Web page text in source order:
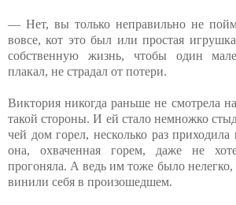
— Нет, вы только неправильно не
вовсе, кот это был или простая
собственную жизнь, чтобы один
плакал, не страдал от потери.
Виктория никогда раньше не смотрела
такой стороны. И ей стало немножко
чей дом горел, несколько раз
она, охваченная горем, даже не
прогоняла. А ведь им тоже было
винили себя в произошедшем.